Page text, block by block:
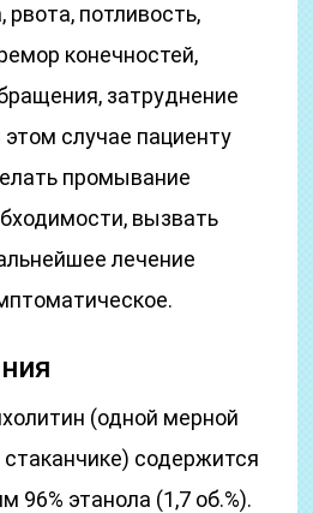
потливость,
конечностей,
затруднение
случае пациенту
промывание
вызвать
лечение
(одной мерной
содержится
96% этанола (1,7 об.%).